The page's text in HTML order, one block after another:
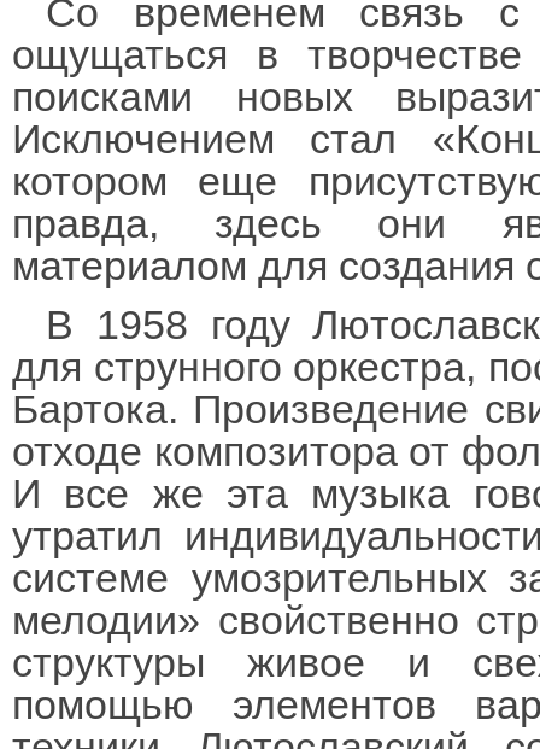
Со временем связь с
ощущаться в творчестве
поисками новых
Исключением стал
котором еще
правда, здесь они
материалом для создания
В 1958 году
для струнного оркестра,
Бартока. Произведение
отходе композитора от
И все же эта музыка
утратил
системе умозрительных
мелодии» свойственно
структуры живое и
помощью элементов